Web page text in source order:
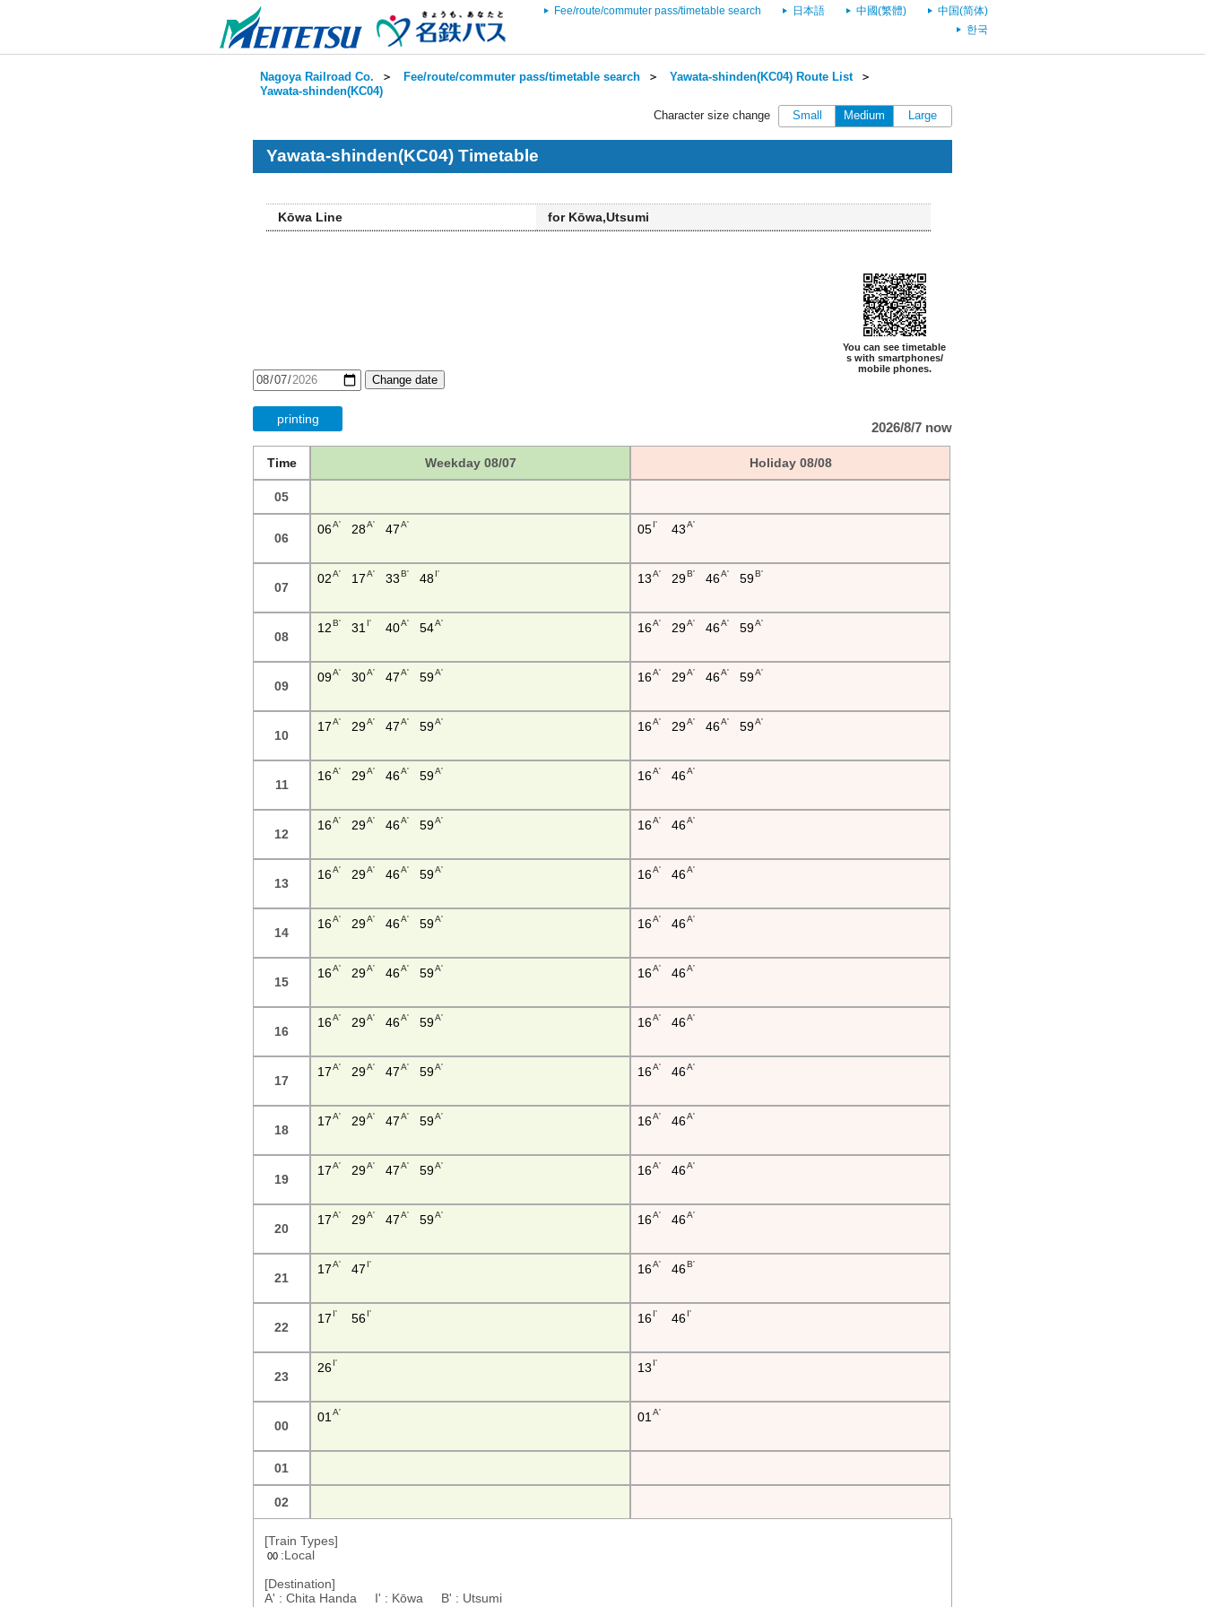
Fee/route/commuter pass/timetable search 日本語 中國(繁體)
中国(简体)
한국
Nagoya Railroad Co. ＞ Fee/route/commuter pass/timetable search ＞ Yawata-shinden(KC04) Route List＞
Yawata-shinden(KC04)
Character size change
Small Medium Large
Yawata-shinden(KC04) Timetable
Kōwa Line for Kōwa,Utsumi
You can see timetable
s with smartphones/
mobile phones.
Change date
printing
2026/8/7 now
Time Weekday 08/07 Holiday 08/08
05
06
06A' 28A' 47 A' 05I' 43A'
07
02A' 17A' 33 B' 48I' 13A' 29B' 46A' 59B'
08
12B' 31 I' 40A' 54A' 16A' 29A' 46A' 59A'
09
09A' 30A' 47 A' 59A' 16A' 29A' 46A' 59A'
10
17A' 29A' 47 A' 59A' 16A' 29A' 46A' 59A'
11
16A' 29A' 46A' 59A' 16A' 46A'
12
16A' 29A' 46A' 59A' 16A' 46A'
13
16A' 29A' 46A' 59A' 16A' 46A'
14
16A' 29A' 46A' 59A' 16A' 46A'
15
16A' 29A' 46A' 59A' 16A' 46A'
16
16A' 29A' 46A' 59A' 16A' 46A'
17
17A' 29A' 47 A' 59A' 16A' 46A'
18
17A' 29A' 47 A' 59A' 16A' 46A'
19
17A' 29A' 47 A' 59A' 16A' 46A'
20
17A' 29A' 47 A' 59A' 16A' 46A'
21
17A' 47 I' 16A' 46B'
22
17 I' 56I' 16I' 46I'
23
26I' 13 I'
00
01 A' 01 A'
01
02
[Train Types]
00 :Local
[Destination]
A' : Chita Handa I' : Kōwa B' : Utsumi